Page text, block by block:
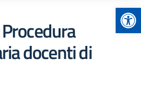
docenti di